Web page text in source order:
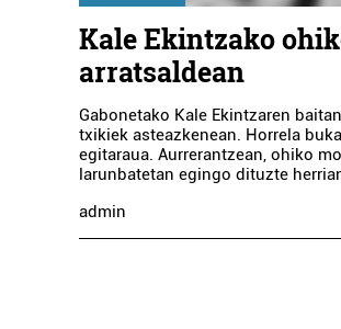
Kale Ekintzako
arratsaldean
Gabonetako Kale Ekintzaren
txikiek asteazkenean. Horrela
egitaraua. Aurrerantzean, ohiko
larunbatetan egingo dituzte
admin